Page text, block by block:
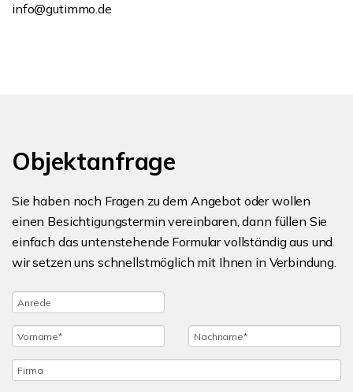
info@gutimmo.de
Objektanfrage
Sie haben noch Fragen zu dem Angebot oder wollen
einen Besichtigungstermin vereinbaren, dann füllen Sie
einfach das untenstehende Formular vollständig aus und
wir setzen uns schnellstmöglich mit Ihnen in Verbindung.